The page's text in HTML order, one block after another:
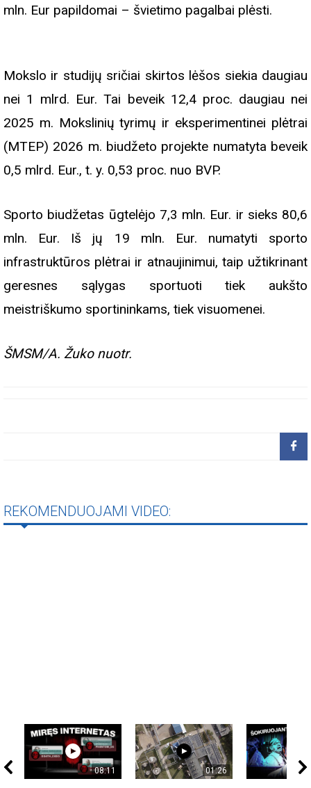
mln. Eur papildomai – švietimo pagalbai plėsti.
Mokslo ir studijų sričiai skirtos lėšos siekia daugiau
nei 1 mlrd. Eur. Tai beveik 12,4 proc. daugiau nei
2025 m. Mokslinių tyrimų ir eksperimentinei plėtrai
(MTEP) 2026 m. biudžeto projekte numatyta beveik
0,5 mlrd. Eur., t. y. 0,53 proc. nuo BVP.
Sporto biudžetas ūgtelėjo 7,3 mln. Eur. ir sieks 80,6
mln. Eur. Iš jų 19 mln. Eur. numatyti sporto
infrastruktūros plėtrai ir atnaujinimui, taip užtikrinant
geresnes sąlygas sportuoti tiek aukšto
meistriškumo sportininkams, tiek visuomenei.
ŠMSM/A. Žuko nuotr.
REKOMENDUOJAMI VIDEO:
08:11 01:26